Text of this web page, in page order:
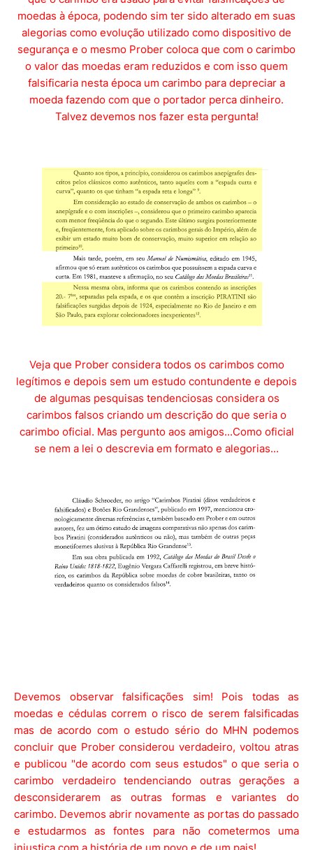
moedas à época, podendo sim ter sido alterado em suas
alegorias como evolução utilizado como dispositivo de
segurança e o mesmo Prober coloca que com o carimbo
o valor das moedas eram reduzidos e com isso quem
falsificaria nesta época um carimbo para depreciar a
moeda fazendo com que o portador perca dinheiro.
Talvez devemos nos fazer esta pergunta!
Veja que Prober considera todos os carimbos como
legítimos e depois sem um estudo contundente e depois
de algumas pesquisas tendenciosas considera os
carimbos falsos criando um descrição do que seria o
carimbo oficial. Mas pergunto aos amigos...Como oficial
se nem a lei o descrevia em formato e alegorias...
Devemos observar falsificações sim! Pois todas as
moedas e cédulas correm o risco de serem falsificadas
mas de acordo com o estudo sério do MHN podemos
concluir que Prober considerou verdadeiro, voltou atras
e publicou "de acordo com seus estudos" o que seria o
carimbo verdadeiro tendenciando outras gerações a
desconsiderarem as outras formas e variantes do
carimbo. Devemos abrir novamente as portas do passado
e estudarmos as fontes para não cometermos uma